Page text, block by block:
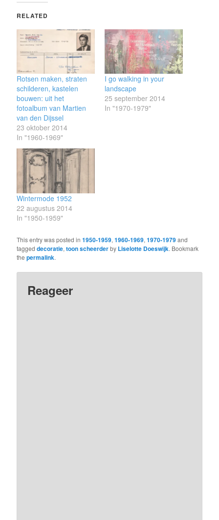
RELATED
Rotsen maken, straten
schilderen, kastelen
bouwen: uit het
fotoalbum van Martien
van den Dijssel
23 oktober 2014
In "1960-1969"
I go walking in your
landscape
25 september 2014
In "1970-1979"
Wintermode 1952
22 augustus 2014
In "1950-1959"
This entry was posted in1950-1959,1960-1969,1970-1979and
taggeddecoratie,toon scheerderby Liselotte Doeswijk. Bookmark
thepermalink.
Reageer